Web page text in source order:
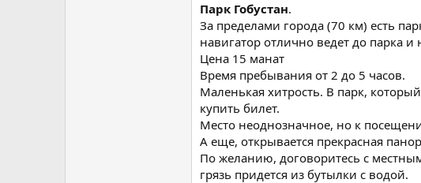
Парк Гобустан.
За пределами города (70 км) есть
навигатор отлично ведет до парка
Цена 15 манат
Время пребывания от 2 до 5 часов.
Маленькая хитрость. В парк,
купить билет.
Место неоднозначное, но к
А еще, открывается прекрасная
По желанию, договоритесь с
грязь придется из бутылки с водой.